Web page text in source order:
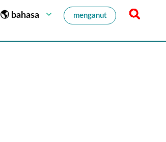
🌎 bahasa menganut